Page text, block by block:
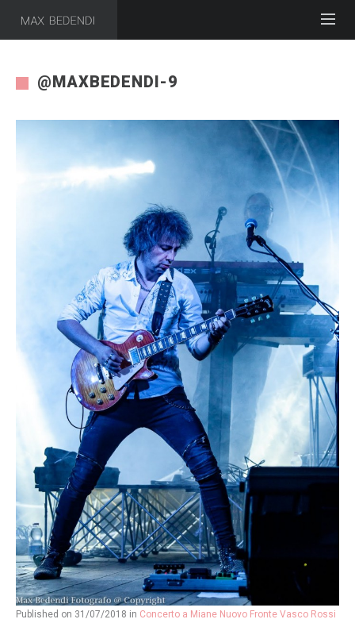
@MAXBEDENDI-9
Published on 31/07/2018 in Concerto a Miane Nuovo Fronte Vasco Rossi